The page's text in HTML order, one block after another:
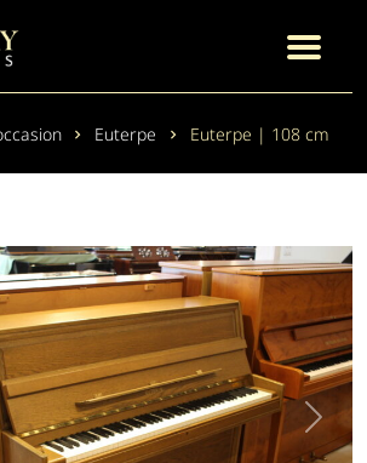
Euterpe Euterpe | 108 cm
Next